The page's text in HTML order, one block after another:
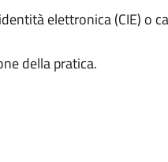
elettronica (CIE) o
della pratica.